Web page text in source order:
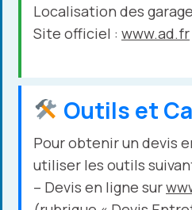
Localisation des
Site officiel : www.ad.fr
Outils et
Pour obtenir un devis
utiliser les outils
– Devis en ligne sur